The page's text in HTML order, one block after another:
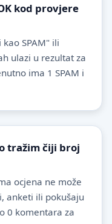
kod provjere
SPAM" ili
ulazi u rezultat za
ima 1 SPAM i
tražim čiji broj
ocjena ne može
anketi ili pokušaju
0 komentara za